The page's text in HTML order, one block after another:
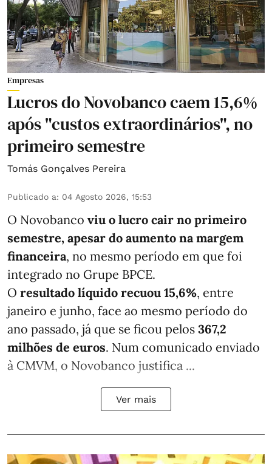
Empresas
Lucros do Novobanco caem 15,6%
após "custos extraordinários", no
primeiro semestre
Tomás Gonçalves Pereira
Publicado a: 04 Agosto 2026, 15:53
O Novobanco viu o lucro cair no primeiro
semestre, apesar do aumento na margem
financeira, no mesmo período em que foi
integrado no Grupe BPCE.
O resultado líquido recuou 15,6%, entre
janeiro e junho, face ao mesmo período do
ano passado, já que se ficou pelos 367,2
milhões de euros. Num comunicado enviado
à CMVM, o Novobanco justifica ...
Ver mais